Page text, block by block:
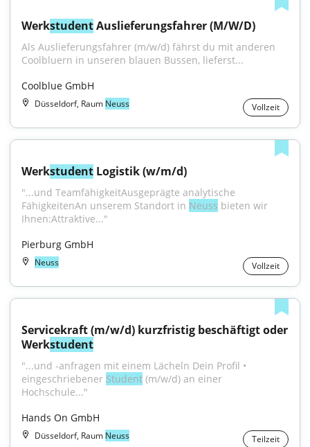
Werkstudent Auslieferungsfahrer (M/W/D)
Als Auslieferungsfahrer (m/w/d) fährst du mit anderen
Coolbluern in unseren blauen Bussen, lieferst...
Coolblue GmbH
Düsseldorf, Raum Neuss Vollzeit
Werkstudent Logistik (w/m/d)
"...und TeamfähigkeitAusgeprägte analytische
FähigkeitenAn unserem Standort in Neuss bieten wir
Ihnen:Attraktive..."
Pierburg GmbH
Neuss Vollzeit
Servicekraft (m/w/d) kurzfristig beschäftigt oder
Werkstudent
"...und -anfragen mit einem Lächeln Dein Profil •
eingeschriebener Student (m/w/d) an einer
Hochschule..."
Hands On GmbH
Düsseldorf, Raum Neuss Teilzeit